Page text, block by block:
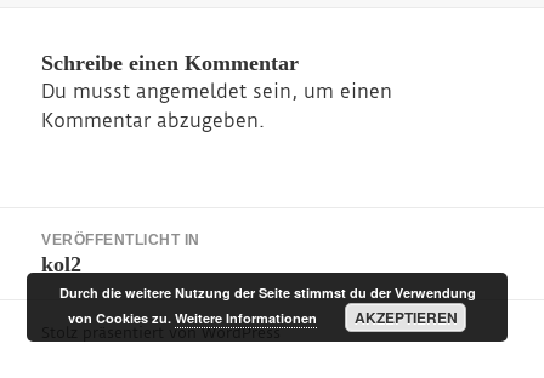
Schreibe einen Kommentar
Du musstangemeldet sein, um einen
Kommentar abzugeben.
VERÖFFENTLICHT IN
kol2
Stolz präsentiert von WordPress
Durch die weitere Nutzung der Seite stimmst du der Verwendung
von Cookies zu.Weitere Informationen AKZEPTIEREN